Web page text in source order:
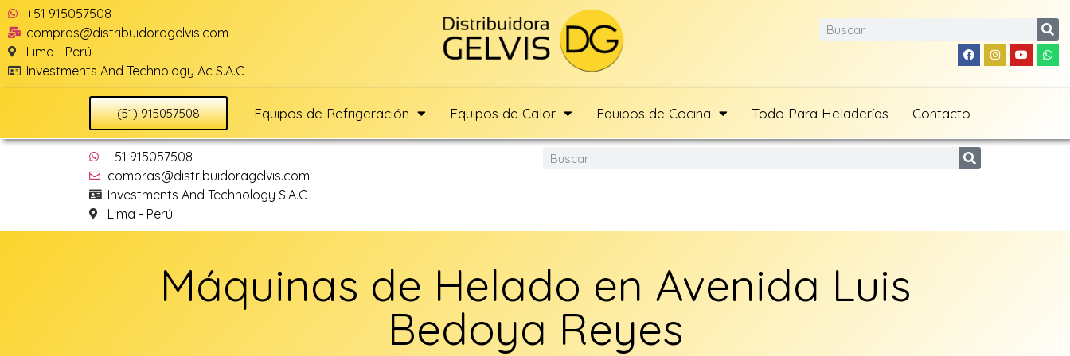
+51 915057508
compras@distribuidoragelvis.com
Lima - Perú
Investments And Technology Ac S.A.C
(51) 915057508 Equipos de Refrigeración Equipos de Calor Equipos de Cocina Todo Para Heladerías Contacto
+51 915057508
compras@distribuidoragelvis.com
Investments And Technology S.A.C
Lima - Perú
Máquinas de Helado en Avenida Luis
Bedoya Reyes